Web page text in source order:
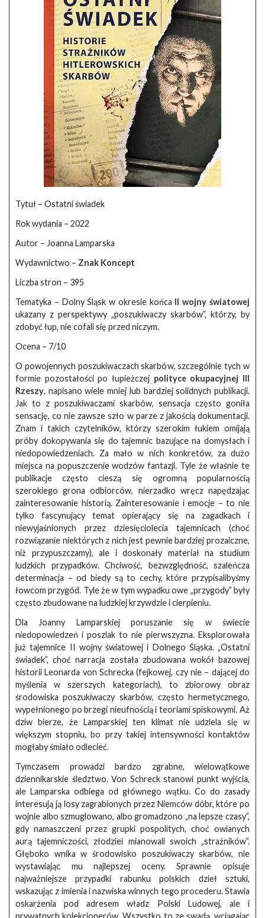
Tytuł – Ostatni świadek
Rok wydania – 2022
Autor – Joanna Lamparska
Wydawnictwo – Znak Koncept
Liczba stron – 395
Tematyka – Dolny Śląsk w okresie końca II wojny światowej
ukazany z perspektywy „poszukiwaczy skarbów”, którzy, by
zdobyć łup, nie cofali się przed niczym.
Ocena – 7/10
O powojennych poszukiwaczach skarbów, szczególnie tych w
formie pozostałości po łupieżczej polityce okupacyjnej III
Rzeszy, napisano wiele mniej lub bardziej solidnych publikacji.
Jak to z poszukiwaczami skarbów, sensacja często goniła
sensację, co nie zawsze szło w parze z jakością dokumentacji.
Znam i takich czytelników, którzy szerokim łukiem omijają
próby dokopywania się do tajemnic bazujące na domysłach i
niedopowiedzeniach. Za mało w nich konkretów, za dużo
miejsca na popuszczenie wodzów fantazji. Tyle że właśnie te
publikacje często cieszą się ogromną popularnością
szerokiego grona odbiorców, nierzadko wręcz napędzając
zainteresowanie historią. Zainteresowanie i emocje – to nie
tylko fascynujący temat opierający się na zagadkach i
niewyjaśnionych przez dziesięciolecia tajemnicach (choć
rozwiązanie niektórych z nich jest pewnie bardziej prozaiczne,
niż przypuszczamy), ale i doskonały materiał na studium
ludzkich przypadków. Chciwość, bezwzględność, szaleńcza
determinacja – od biedy są to cechy, które przypisalibyśmy
łowcom przygód. Tyle że w tym wypadku owe „przygody” były
często zbudowane na ludzkiej krzywdzie i cierpieniu.
Dla Joanny Lamparskiej poruszanie się w świecie
niedopowiedzeń i poszlak to nie pierwszyzna. Eksplorowała
już tajemnice II wojny światowej i Dolnego Śląska. „Ostatni
świadek”, choć narracja została zbudowana wokół bazowej
historii Leonarda von Schrecka (fejkowej, czy nie – dającej do
myślenia w szerszych kategoriach), to zbiorowy obraz
środowiska poszukiwaczy skarbów, często hermetycznego,
wypełnionego po brzegi nieufnością i teoriami spiskowymi. Aż
dziw bierze, że Lamparskiej ten klimat nie udziela się w
większym stopniu, bo przy takiej intensywności kontaktów
mogłaby śmiało odlecieć.
Tymczasem prowadzi bardzo zgrabne, wielowątkowe
dziennikarskie śledztwo. Von Schreck stanowi punkt wyjścia,
ale Lamparska odbiega od głównego wątku. Co do zasady
interesują ją losy zagrabionych przez Niemców dóbr, które po
wojnie albo szmuglowano, albo gromadzono „na lepsze czasy”,
gdy namaszczeni przez grupki pospolitych, choć owianych
aurą tajemniczości, złodziei mianowali swoich „strażników”.
Głęboko wnika w środowisko poszukiwaczy skarbów, nie
wystawiając mu najlepszej oceny. Sprawnie opisuje
najważniejsze przypadki rabunku polskich dzieł sztuki,
wskazując z imienia i nazwiska winnych tego procederu. Stawia
oskarżenia pod adresem władz Polski Ludowej, ale i
prywatnych kolekcjonerów. Wszystko to ze swadą, wciągając